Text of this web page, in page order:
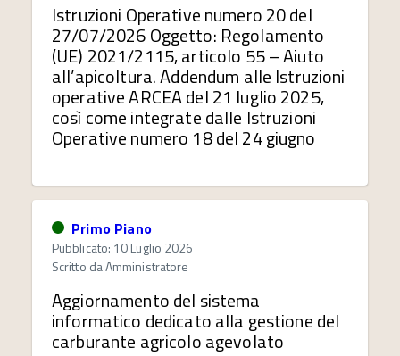
Istruzioni Operative numero 20 del
27/07/2026 Oggetto: Regolamento
(UE) 2021/2115, articolo 55 – Aiuto
all’apicoltura. Addendum alle Istruzioni
operative ARCEA del 21 luglio 2025,
così come integrate dalle Istruzioni
Operative numero 18 del 24 giugno
Primo Piano
Pubblicato: 10 Luglio 2026
Scritto daAmministratore
Aggiornamento del sistema
informatico dedicato alla gestione del
carburante agricolo agevolato